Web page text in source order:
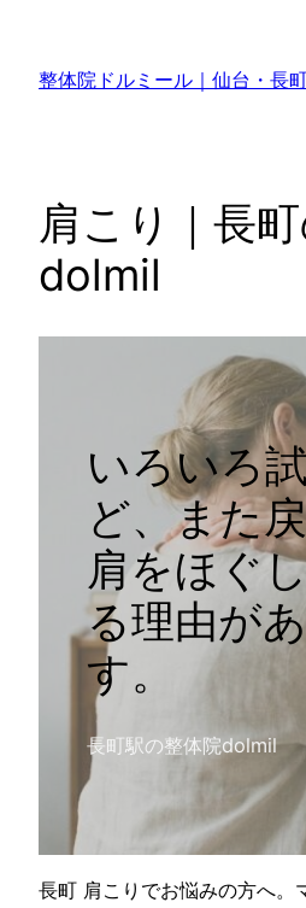
整体院ドルミール｜仙台・長
肩こり｜長
dolmil
いろいろ
ど、また戻
肩をほぐ
る理由が
す。
長町駅の整体院dolmil
長町 肩こりでお悩みの方へ。